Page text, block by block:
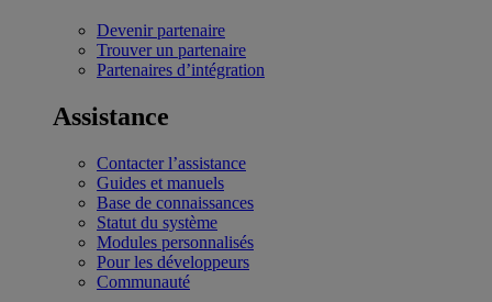
Devenir partenaire
Trouver un partenaire
Partenaires d’intégration
Assistance
Contacter l’assistance
Guides et manuels
Base de connaissances
Statut du système
Modules personnalisés
Pour les développeurs
Communauté